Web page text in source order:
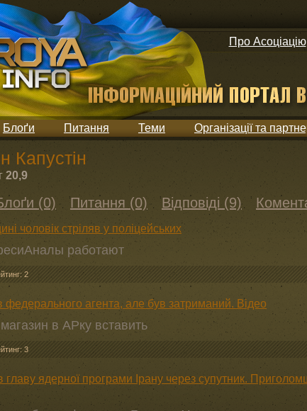
Про Асоціацію
Блоґи Питання Теми Організації та
Капустін
20,9
(0) Питання (0) Відповіді (9)
чоловік стріляв у поліцейських
работают
2
федерального агента, але був затриманий. Відео
в АРку вставить
3
главу ядерної програми Ірану через супутник.